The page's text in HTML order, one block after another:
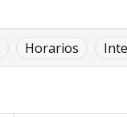
Horarios